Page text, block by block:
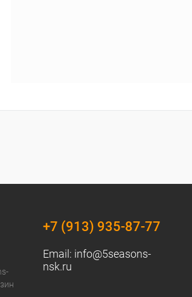
+7 (913) 935-87-77
Email: info@5seasons-
nsk.ru